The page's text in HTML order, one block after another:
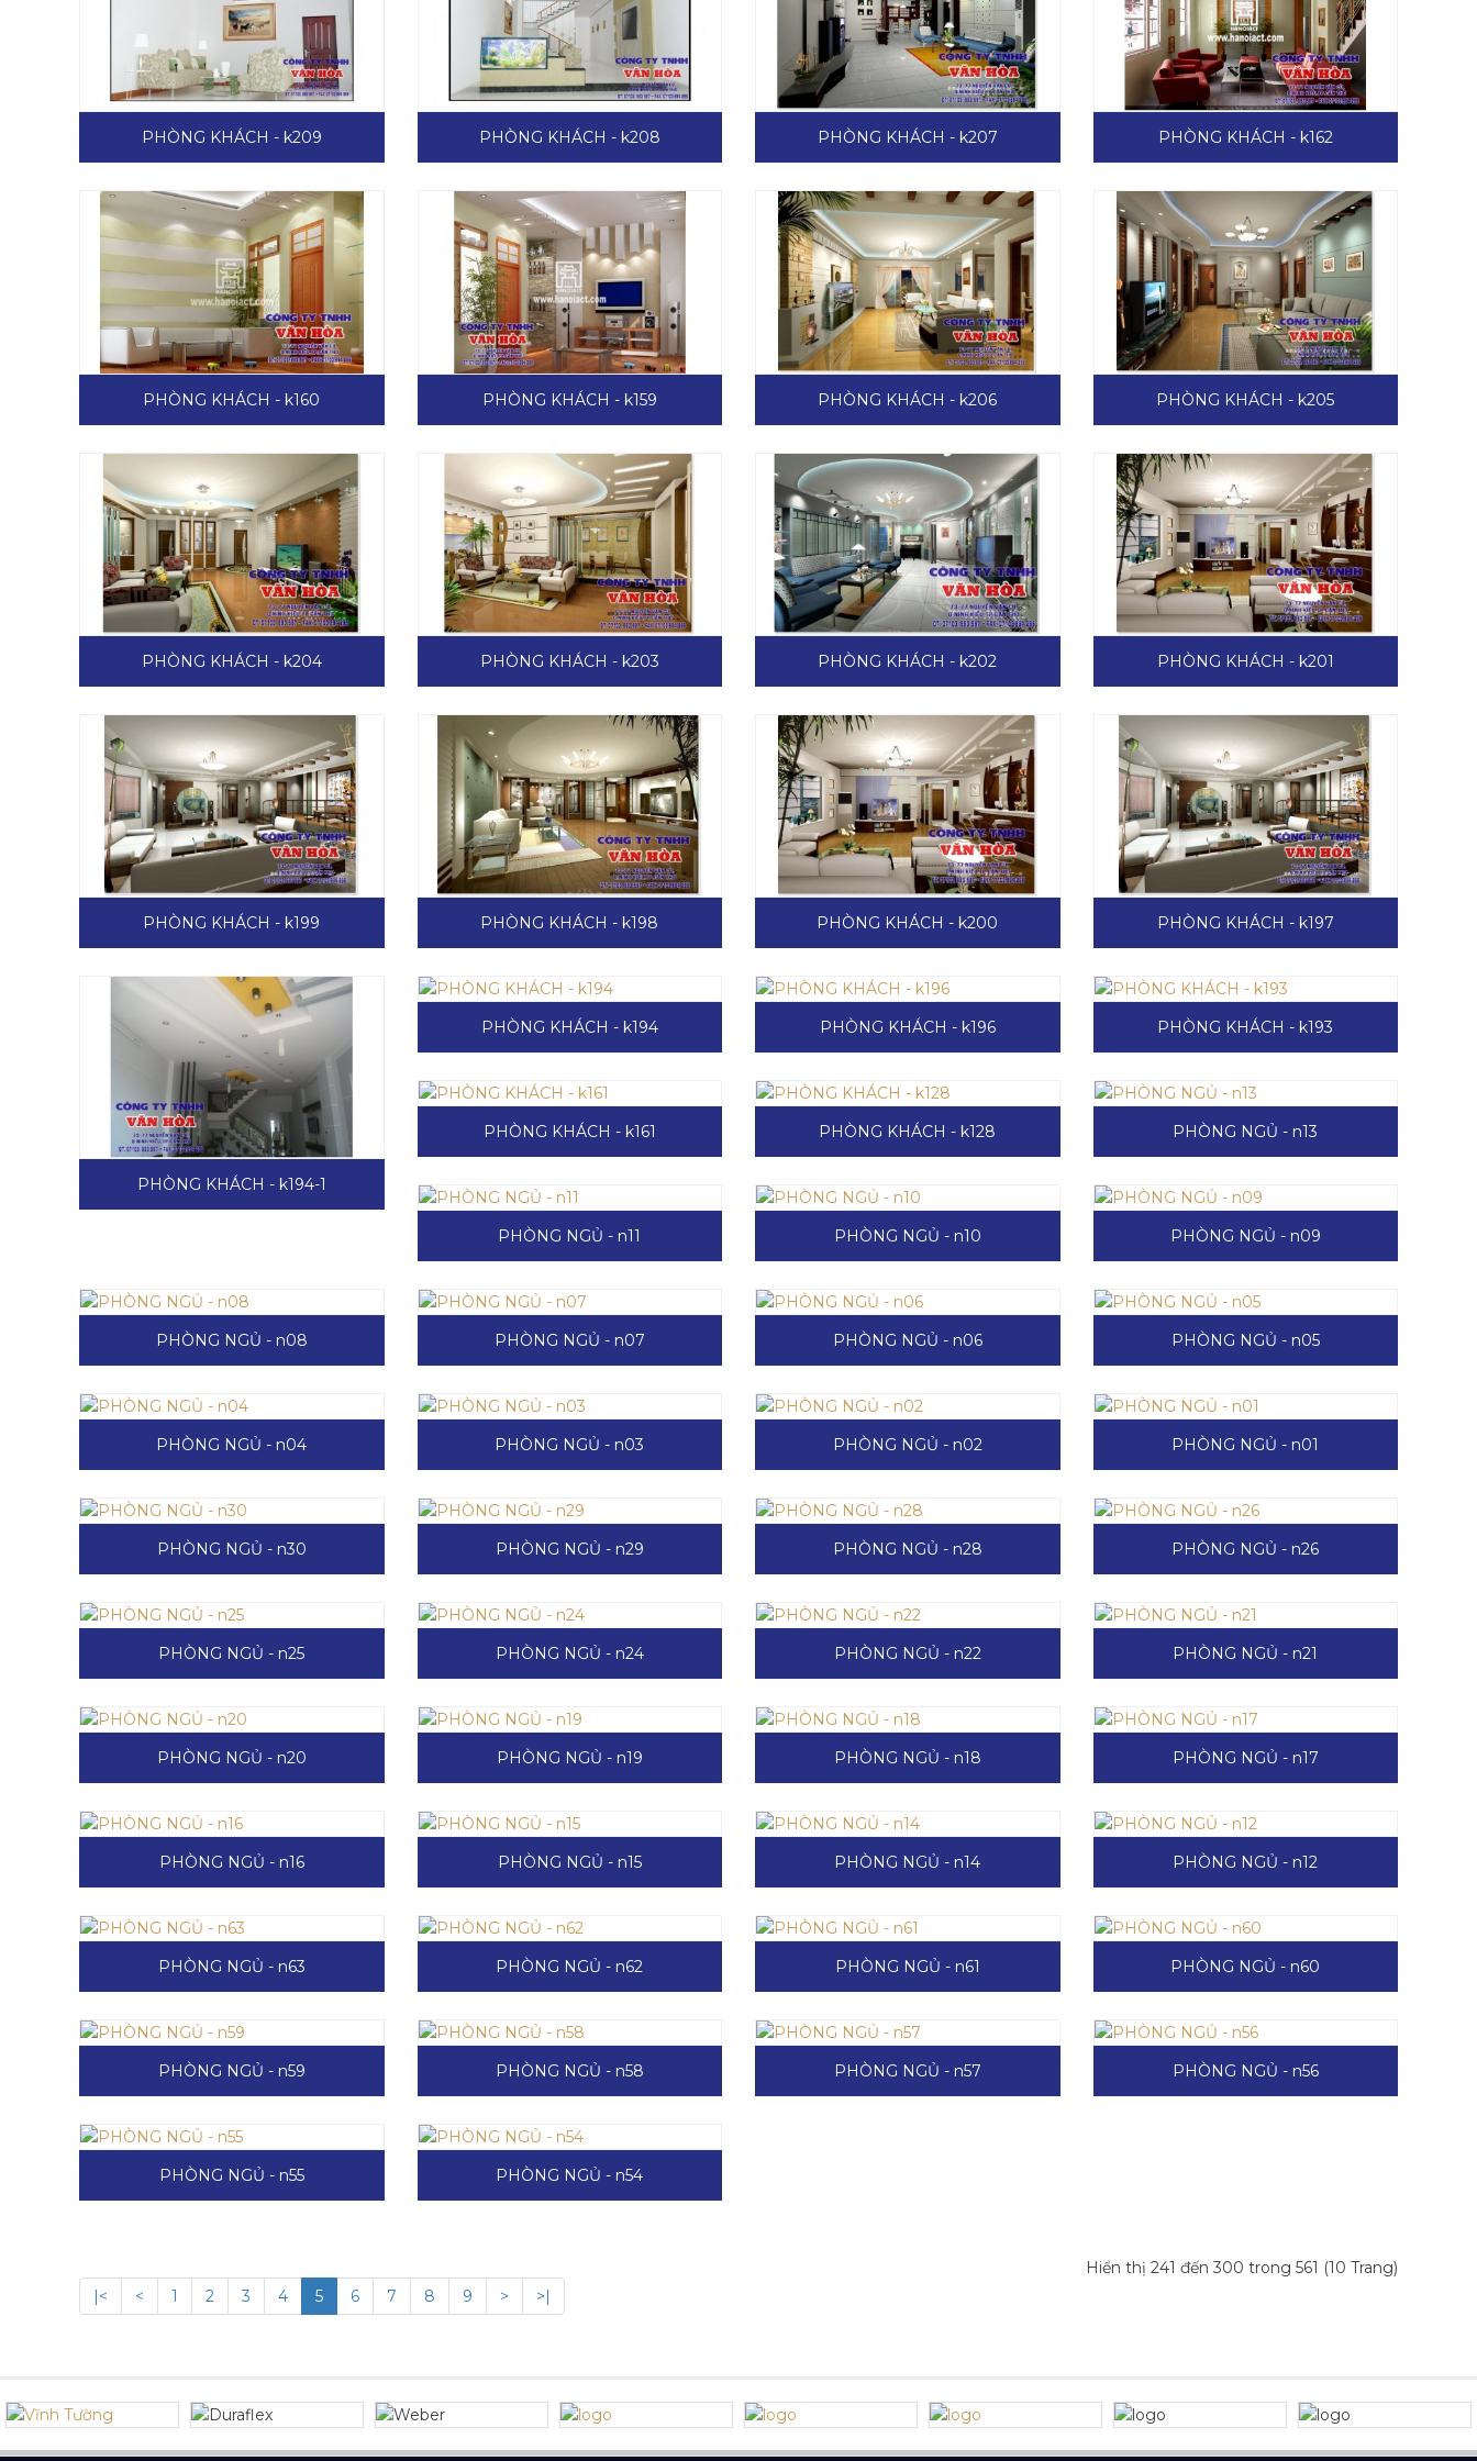
PHÒNG KHÁCH - k209 PHÒNG KHÁCH - k208 PHÒNG KHÁCH - k207 PHÒNG KHÁCH - k162
PHÒNG KHÁCH - k160 PHÒNG KHÁCH - k159 PHÒNG KHÁCH - k206 PHÒNG KHÁCH - k205
PHÒNG KHÁCH - k204 PHÒNG KHÁCH - k203 PHÒNG KHÁCH - k202 PHÒNG KHÁCH - k201
PHÒNG KHÁCH - k199 PHÒNG KHÁCH - k198 PHÒNG KHÁCH - k200 PHÒNG KHÁCH - k197
PHÒNG KHÁCH - k194-1
PHÒNG KHÁCH - k194 PHÒNG KHÁCH - k196 PHÒNG KHÁCH - k193
PHÒNG KHÁCH - k161 PHÒNG KHÁCH - k128 PHÒNG NGỦ - n13
PHÒNG NGỦ - n11 PHÒNG NGỦ - n10 PHÒNG NGỦ - n09
PHÒNG NGỦ - n08 PHÒNG NGỦ - n07 PHÒNG NGỦ - n06 PHÒNG NGỦ - n05
PHÒNG NGỦ - n04 PHÒNG NGỦ - n03 PHÒNG NGỦ - n02 PHÒNG NGỦ - n01
PHÒNG NGỦ - n30 PHÒNG NGỦ - n29 PHÒNG NGỦ - n28 PHÒNG NGỦ - n26
PHÒNG NGỦ - n25 PHÒNG NGỦ - n24 PHÒNG NGỦ - n22 PHÒNG NGỦ - n21
PHÒNG NGỦ - n20 PHÒNG NGỦ - n19 PHÒNG NGỦ - n18 PHÒNG NGỦ - n17
PHÒNG NGỦ - n16 PHÒNG NGỦ - n15 PHÒNG NGỦ - n14 PHÒNG NGỦ - n12
PHÒNG NGỦ - n63 PHÒNG NGỦ - n62 PHÒNG NGỦ - n61 PHÒNG NGỦ - n60
PHÒNG NGỦ - n59 PHÒNG NGỦ - n58 PHÒNG NGỦ - n57 PHÒNG NGỦ - n56
PHÒNG NGỦ - n55 PHÒNG NGỦ - n54
|< < 1 2 3 4 5 6 7 8 9 > >|
Hiển thị 241 đến 300 trong 561 (10 Trang)